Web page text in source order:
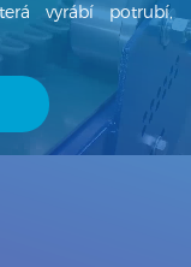
vyrábí potrubí,
z oblasti
má několikaletou
firma dynamicky
Německo,
Rumunsko,